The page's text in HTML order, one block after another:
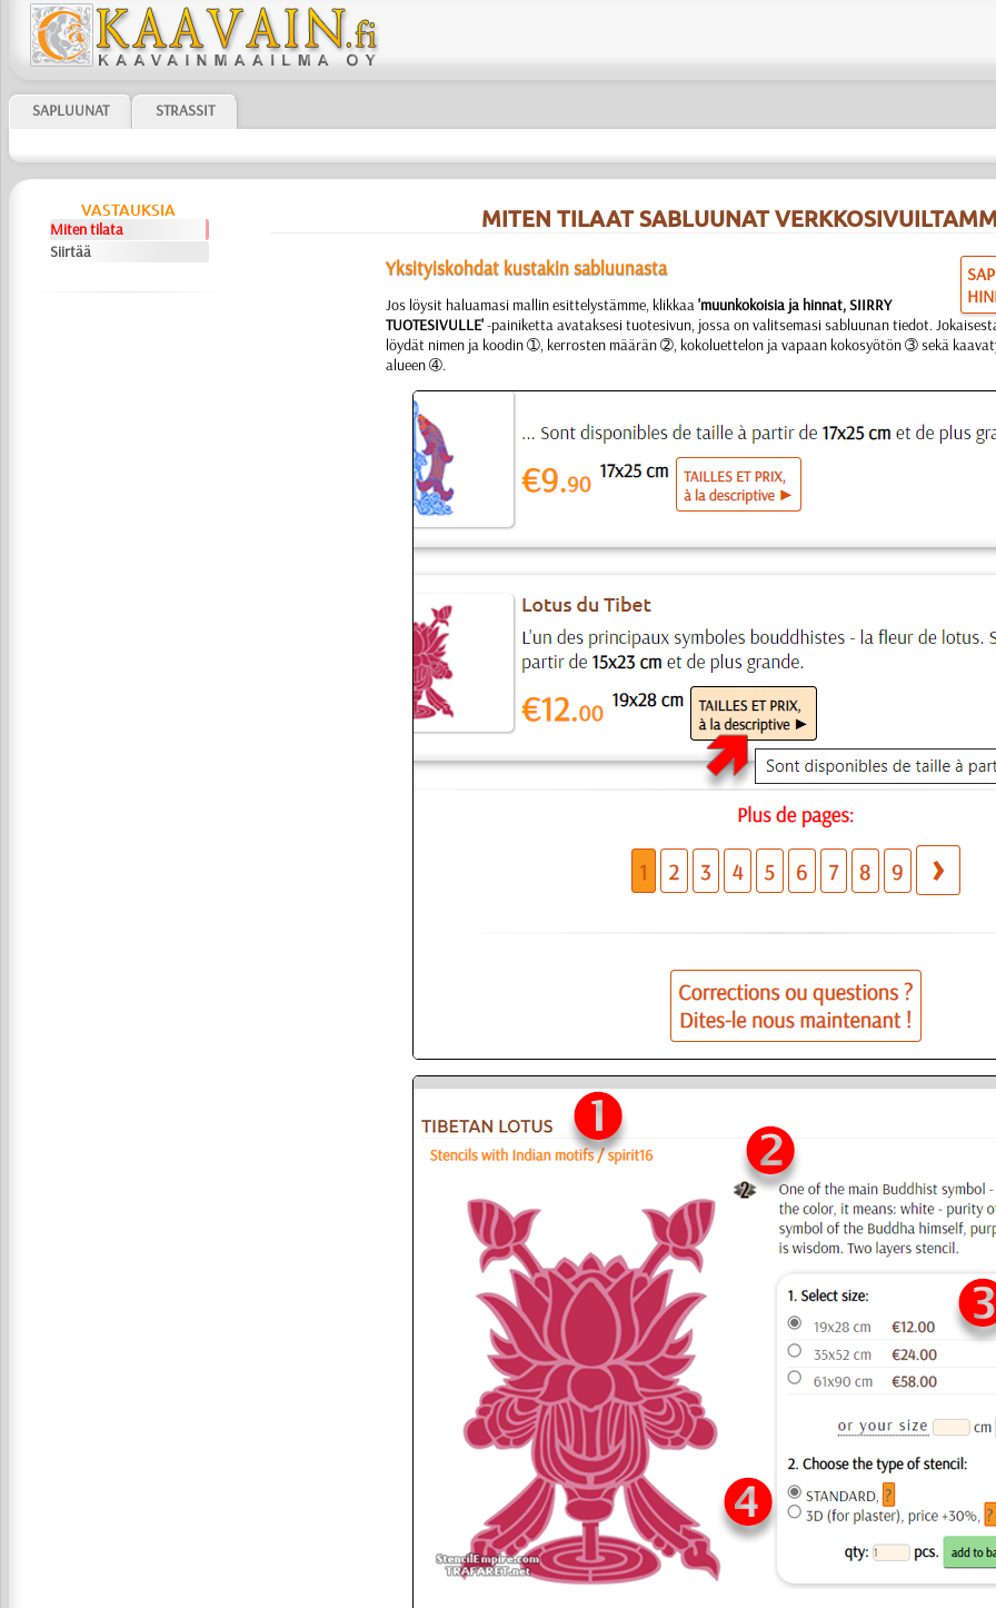
SAPLUUNAT STRASSIT
VASTAUKSIA
Miten tilata
Siirtää
MITEN TILAAT SABLUUNAT
Yksityiskohdat kustakin sabluunasta
Jos löysit haluamasi mallin esittelystämme, klikkaa'muunkokoisia ja hinnat, SIIRRY
TUOTESIVULLE'-painiketta avataksesi tuotesivun, jossa on valitsemasi sabluunan tiedot.
löydät nimen ja koodin ➀, kerrosten määrän ➁, kokoluettelon ja vapaan kokosyötön ➂ sekä
alueen ➃.